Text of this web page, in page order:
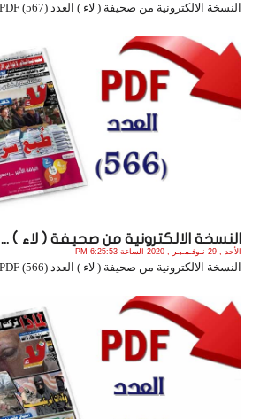
النسخة الالكترونية من صحيفة ( لاء ) العدد (567) PDF. .
النسخة الالكترونية من صحيفة ( لاء ) ...
الأحد , 29 نـوفـمـبـر , 2020 الساعة 6:25:53 PM
النسخة الالكترونية من صحيفة ( لاء ) العدد (566) PDF. .